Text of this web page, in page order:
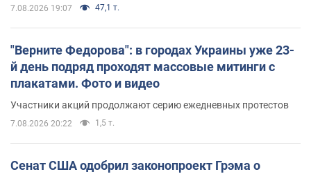
7.08.2026 19:07 47,1 т.
"Верните Федорова": в городах Украины уже 23-
й день подряд проходят массовые митинги с
плакатами. Фото и видео
Участники акций продолжают серию ежедневных протестов
7.08.2026 20:22 1,5 т.
Сенат США одобрил законопроект Грэма о